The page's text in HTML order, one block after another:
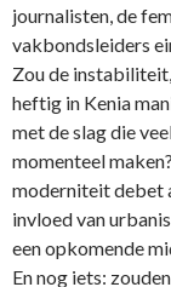
journalisten, de
vakbondsleiders
Zou de
heftig in Kenia
met de slag die
momenteel
moderniteit debet
invloed van
een opkomende
En nog iets: